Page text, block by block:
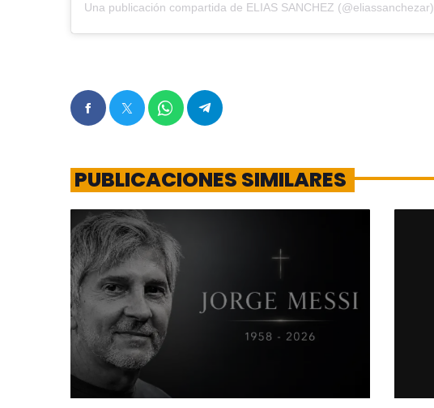
Una publicación compartida de ELIAS SANCHEZ (@eliassanchezar)
PUBLICACIONES SIMILARES